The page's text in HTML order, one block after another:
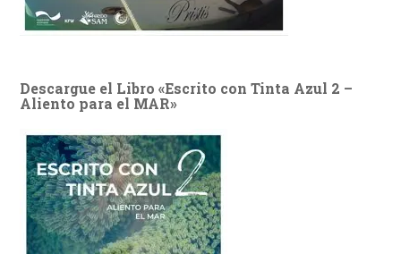
Descargue el Libro «Escrito con Tinta Azul 2 –
Aliento para el MAR»